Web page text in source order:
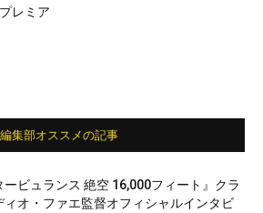
レミア
編集部オススメの記事
ービュランス 絶空 16,000フィート』クラ
ィオ・ファエ監督オフィシャルインタビ